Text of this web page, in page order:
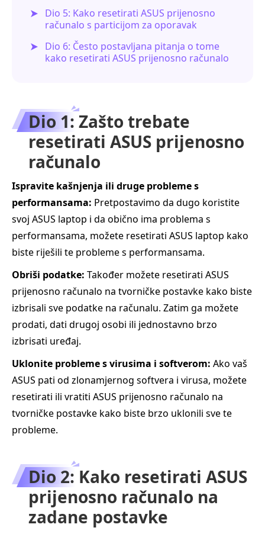
Dio 5: Kako resetirati ASUS prijenosno
računalo s particijom za oporavak
Dio 6: Često postavljana pitanja o tome
kako resetirati ASUS prijenosno računalo
Dio 1: Zašto trebate
resetirati ASUS prijenosno
računalo
Ispravite kašnjenja ili druge probleme s
performansama: Pretpostavimo da dugo koristite
svoj ASUS laptop i da obično ima problema s
performansama, možete resetirati ASUS laptop kako
biste riješili te probleme s performansama.
Obriši podatke: Također možete resetirati ASUS
prijenosno računalo na tvorničke postavke kako biste
izbrisali sve podatke na računalu. Zatim ga možete
prodati, dati drugoj osobi ili jednostavno brzo
izbrisati uređaj.
Uklonite probleme s virusima i softverom: Ako vaš
ASUS pati od zlonamjernog softvera i virusa, možete
resetirati ili vratiti ASUS prijenosno računalo na
tvorničke postavke kako biste brzo uklonili sve te
probleme.
Dio 2: Kako resetirati ASUS
prijenosno računalo na
zadane postavke